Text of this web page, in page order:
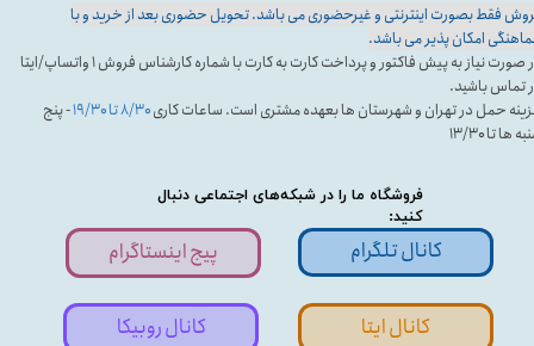
فروشگاه ما را در شبکه‌های اجتماعی دنبال
کنید:
فقط بصورت اینترنتی و غیرحضوری می باشد. تحویل حضوری بعد از خرید و با
امکان پذیر می باشد.
در صورت نیاز به پیش فاکتور و پرداخت کارت به کارت با شماره کارشناس فروش ۱ واتساپ/ایتا
تماس باشید.
حمل در تهران و شهرستان ها بعهده مشتری است. ساعات کاری۸/۳۰ تا ۱۹/۳۰
- پنج
ها تا ۱۳/۳۰
پیج اینستاگرام کانال تلگرام
کانال ایتا کانال روبیکا